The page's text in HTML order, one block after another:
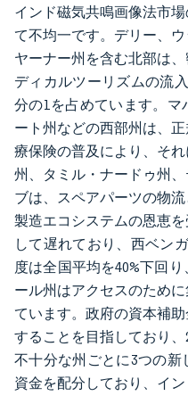
インド磁気共鳴画像法市
て不均一です。デリー、
ヤーナー州を含む北部は
ディカルツーリズムの流
分の1を占めています。マ
ート州などの西部州は、
療保険の普及により、そ
州、タミル・ナードゥ州
ブは、スペアパーツの物
製造エコシステムの恩恵
して遅れており、西ベン
度は全国平均を40%下回
ール州はアクセスのため
ています。政府の資本補
することを目指しており
不十分な州ごとに3つの
資金を配分しており、イ